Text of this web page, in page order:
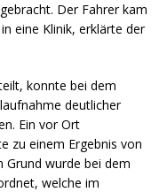
Der Fahrer kam
eine Klinik, erklärte der
konnte bei dem
deutlicher
Ein vor Ort
zu einem Ergebnis von
Grund wurde bei dem
welche im